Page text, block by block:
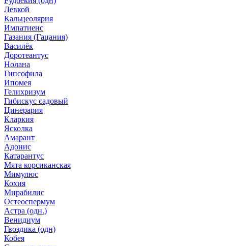
Левкой
Кальцеолярия
Импатиенс
Газания (Гацания)
Василёк
Доротеантус
Нолана
Гипсофила
Ипомея
Гелихризум
Гибискус садовый
Цинерария
Кларкия
Ясколка
Амарант
Адонис
Катарантус
Мята корсиканская
Мимулюс
Кохия
Мирабилис
Остеоспермум
Астра (одн.)
Венидиум
Гвоздика (одн)
Кобея